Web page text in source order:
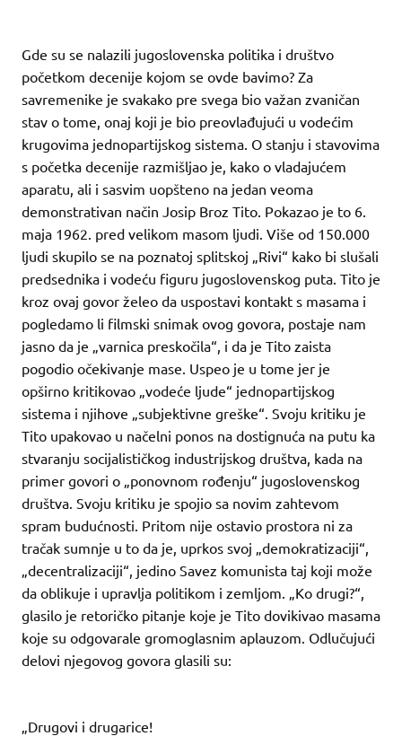
Gde su se nalazili jugoslovenska politika i društvo
početkom decenije kojom se ovde bavimo? Za
savremenike je svakako pre svega bio važan zvaničan
stav o tome, onaj koji je bio preovlađujući u vodećim
krugovima jednopartijskog sistema. O stanju i stavovima
s početka decenije razmišljao je, kako o vladajućem
aparatu, ali i sasvim uopšteno na jedan veoma
demonstrativan način Josip Broz Tito. Pokazao je to 6.
maja 1962. pred velikom masom ljudi. Više od 150.000
ljudi skupilo se na poznatoj splitskoj „Rivi“ kako bi slušali
predsednika i vodeću figuru jugoslovenskog puta. Tito je
kroz ovaj govor želeo da uspostavi kontakt s masama i
pogledamo li filmski snimak ovog govora, postaje nam
jasno da je „varnica preskočila“, i da je Tito zaista
pogodio očekivanje mase. Uspeo je u tome jer je
opširno kritikovao „vodeće ljude“ jednopartijskog
sistema i njihove „subjektivne greške“. Svoju kritiku je
Tito upakovao u načelni ponos na dostignuća na putu ka
stvaranju socijalističkog industrijskog društva, kada na
primer govori o „ponovnom rođenju“ jugoslovenskog
društva. Svoju kritiku je spojio sa novim zahtevom
spram budućnosti. Pritom nije ostavio prostora ni za
tračak sumnje u to da je, uprkos svoj „demokratizaciji“,
„decentralizaciji“, jedino Savez komunista taj koji može
da oblikuje i upravlja politikom i zemljom. „Ko drugi?“,
glasilo je retoričko pitanje koje je Tito dovikivao masama
koje su odgovarale gromoglasnim aplauzom. Odlučujući
delovi njegovog govora glasili su:
„Drugovi i drugarice!